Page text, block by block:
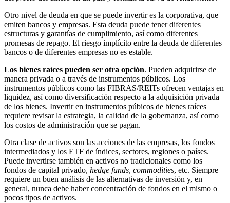
Otro nivel de deuda en que se puede invertir es la corporativa, que
emiten bancos y empresas. Esta deuda puede tener diferentes
estructuras y garantías de cumplimiento, así como diferentes
promesas de repago. El riesgo implícito entre la deuda de diferentes
bancos o de diferentes empresas no es estable.
Los bienes raíces pueden ser otra opción. Pueden adquirirse de
manera privada o a través de instrumentos públicos. Los
instrumentos públicos como las FIBRAS/REITs ofrecen ventajas en
liquidez, así como diversificación respecto a la adquisición privada
de los bienes. Invertir en instrumentos púbicos de bienes raíces
requiere revisar la estrategia, la calidad de la gobernanza, así como
los costos de administración que se pagan.
Otra clase de activos son las acciones de las empresas, los fondos
intermediados y los ETF de índices, sectores, regiones o países.
Puede invertirse también en activos no tradicionales como los
fondos de capital privado, hedge funds, commodities, etc. Siempre
requiere un buen análisis de las alternativas de inversión y, en
general, nunca debe haber concentración de fondos en el mismo o
pocos tipos de activos.